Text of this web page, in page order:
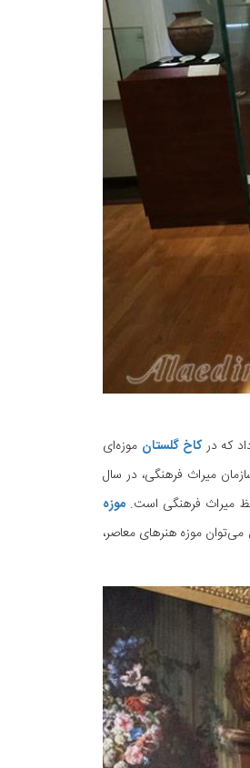
کاخ گلستان موزه‌ای
میراث‌ فرهنگی، در سال
موزه
موزه هنرهای معاصر،